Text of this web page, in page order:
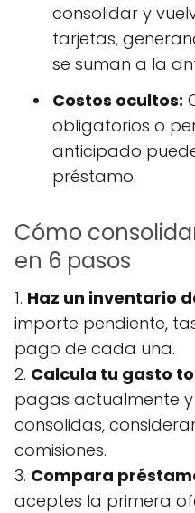
consolidar y
tarjetas,
se suman a la
Costos ocultos:
obligatorios o
anticipado
préstamo.
Cómo
en 6 pasos
1. Haz un inventario
importe pendiente,
pago de cada una.
2. Calcula tu gasto
pagas actualmente
consolidas,
comisiones.
3. Compara
aceptes la primera